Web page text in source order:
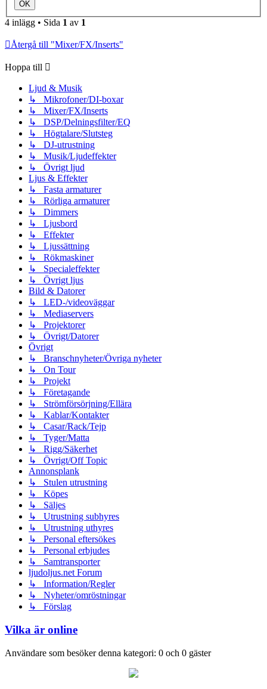
4 inlägg • Sida 1 av 1
Återgå till "Mixer/FX/Inserts"
Hoppa till
Ljud & Musik
↳ Mikrofoner/DI-boxar
↳ Mixer/FX/Inserts
↳ DSP/Delningsfilter/EQ
↳ Högtalare/Slutsteg
↳ DJ-utrustning
↳ Musik/Ljudeffekter
↳ Övrigt ljud
Ljus & Effekter
↳ Fasta armaturer
↳ Rörliga armaturer
↳ Dimmers
↳ Ljusbord
↳ Effekter
↳ Ljussättning
↳ Rökmaskiner
↳ Specialeffekter
↳ Övrigt ljus
Bild & Datorer
↳ LED-/videoväggar
↳ Mediaservers
↳ Projektorer
↳ Övrigt/Datorer
Övrigt
↳ Branschnyheter/Övriga nyheter
↳ On Tour
↳ Projekt
↳ Företagande
↳ Strömförsörjning/Ellära
↳ Kablar/Kontakter
↳ Casar/Rack/Tejp
↳ Tyger/Matta
↳ Rigg/Säkerhet
↳ Övrigt/Off Topic
Annonsplank
↳ Stulen utrustning
↳ Köpes
↳ Säljes
↳ Utrustning subhyres
↳ Utrustning uthyres
↳ Personal eftersökes
↳ Personal erbjudes
↳ Samtransporter
ljudoljus.net Forum
↳ Information/Regler
↳ Nyheter/omröstningar
↳ Förslag
Vilka är online
Användare som besöker denna kategori: 0 och 0 gäster